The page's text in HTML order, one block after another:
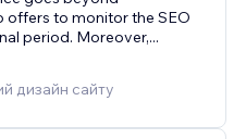
offers to monitor the SEO
period. Moreover,...
дизайн сайту